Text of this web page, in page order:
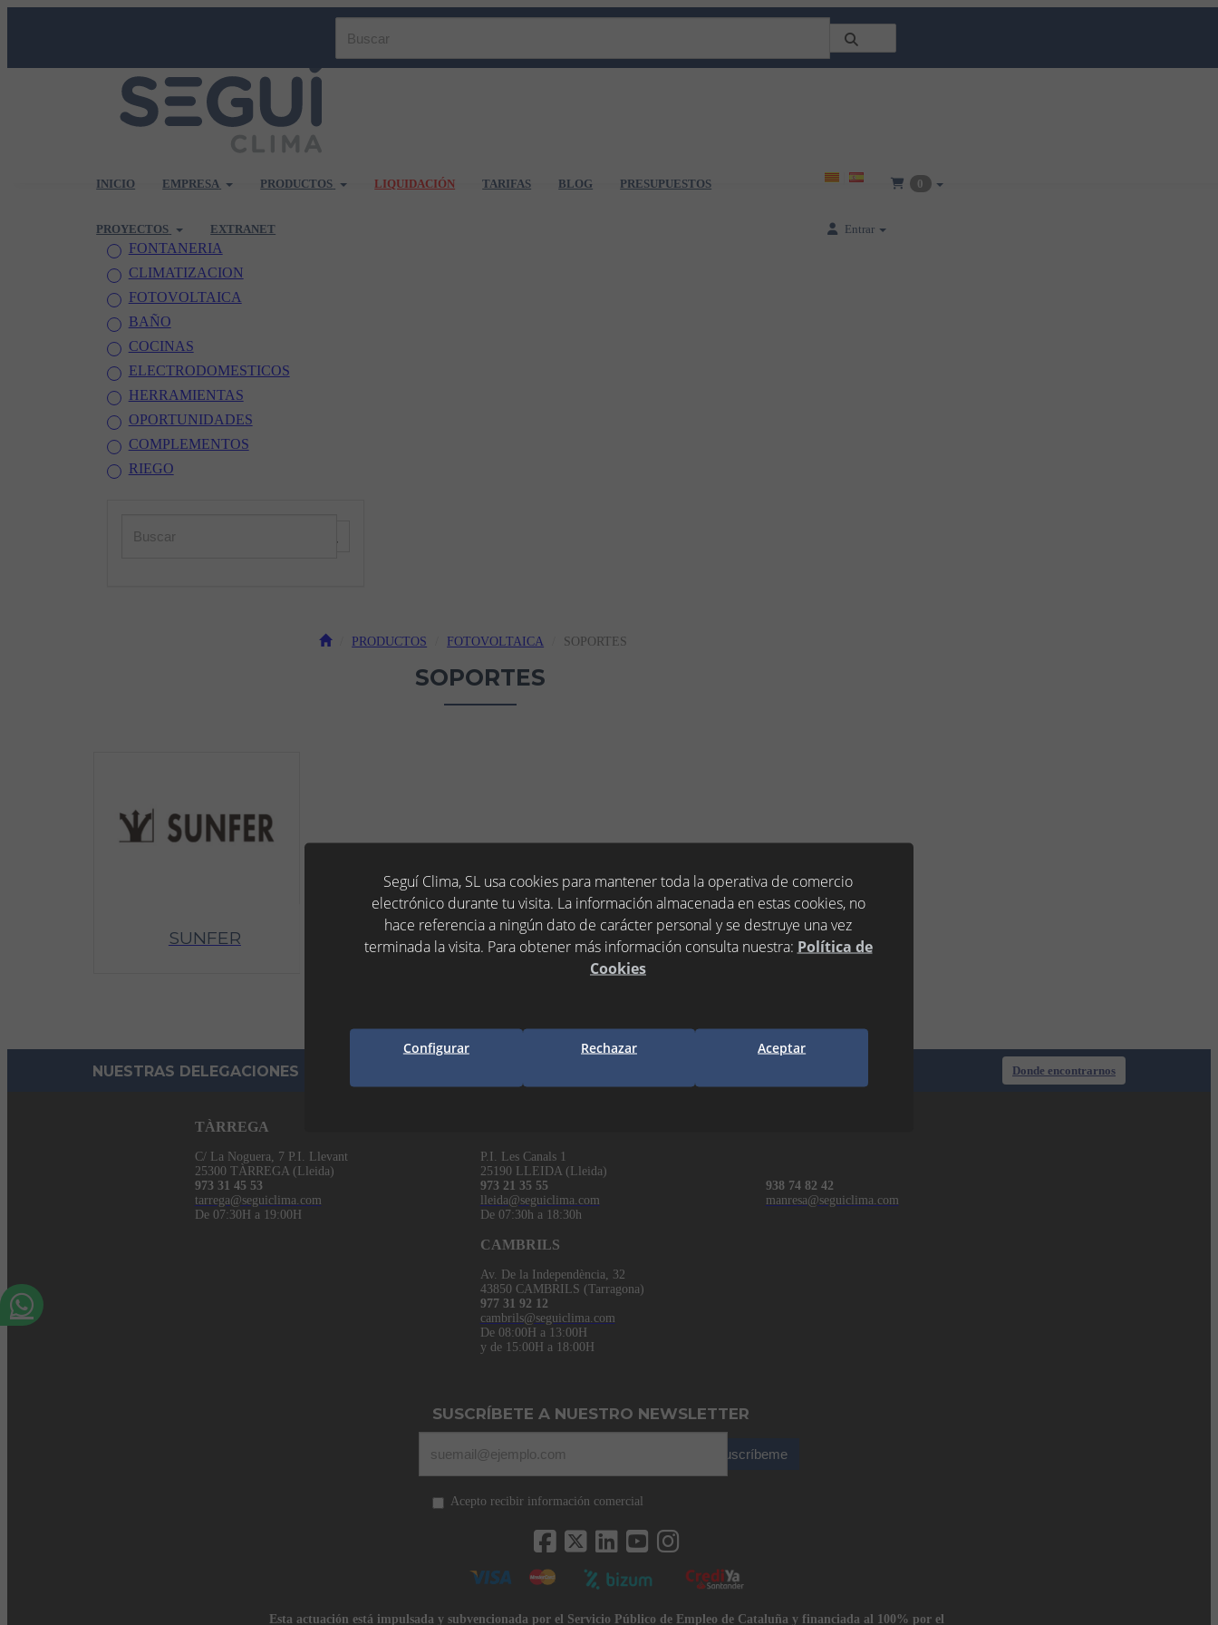
INICIO EMPRESA PRODUCTOS LIQUIDACIÓN TARIFAS BLOG PRESUPUESTOS
PROYECTOS EXTRANET
0
Entrar
FONTANERIA
CLIMATIZACION
FOTOVOLTAICA
BAÑO
COCINAS
ELECTRODOMESTICOS
HERRAMIENTAS
OPORTUNIDADES
COMPLEMENTOS
RIEGO
PRODUCTOS FOTOVOLTAICA SOPORTES
SOPORTES
SUNFER
NUESTRAS DELEGACIONES Donde encontrarnos
TÀRREGA
C/ La Noguera, 7 P.I. Llevant
25300 TÀRREGA (Lleida)
973 31 45 53
tarrega@seguiclima.com
De 07:30H a 19:00H
P.I. Les Canals 1
25190 LLEIDA (Lleida)
973 21 35 55
lleida@seguiclima.com
De 07:30h a 18:30h
938 74 82 42
manresa@seguiclima.com
CAMBRILS
Av. De la Independència, 32
43850 CAMBRILS (Tarragona)
977 31 92 12
cambrils@seguiclima.com
De 08:00H a 13:00H
y de 15:00H a 18:00H
SUSCRÍBETE A NUESTRO NEWSLETTER
Suscríbeme
Acepto recibir información comercial
Esta actuación está impulsada y subvencionada por el Servicio Público de Empleo de Cataluña y financiada al 100% por el
Seguí Clima, SL usa cookies para mantener toda la operativa de comercio
electrónico durante tu visita. La información almacenada en estas cookies, no
hace referencia a ningún dato de carácter personal y se destruye una vez
terminada la visita. Para obtener más información consulta nuestra: Política de
Cookies
Configurar Rechazar Aceptar